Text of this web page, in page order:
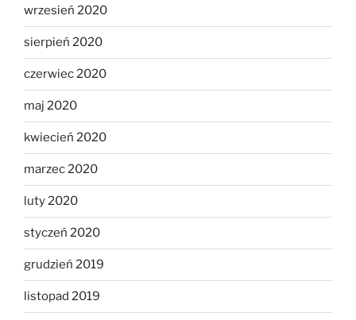
wrzesień 2020
sierpień 2020
czerwiec 2020
maj 2020
kwiecień 2020
marzec 2020
luty 2020
styczeń 2020
grudzień 2019
listopad 2019